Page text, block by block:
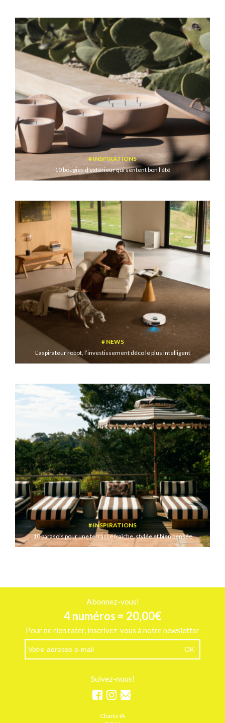
INSPIRATIONS
10 bougies d’extérieur qui sentent bon l’été
NEWS
L’aspirateur robot, l’investissement déco le plus intelligent
INSPIRATIONS
10 parasols pour une terrasse fraîche, stylée et bien pensée
Abonnez-vous!
4 numéros = 20,00€
Pour ne rien rater, inscrivez-vous à notre newsletter
Suivez-nous!
Charte IA